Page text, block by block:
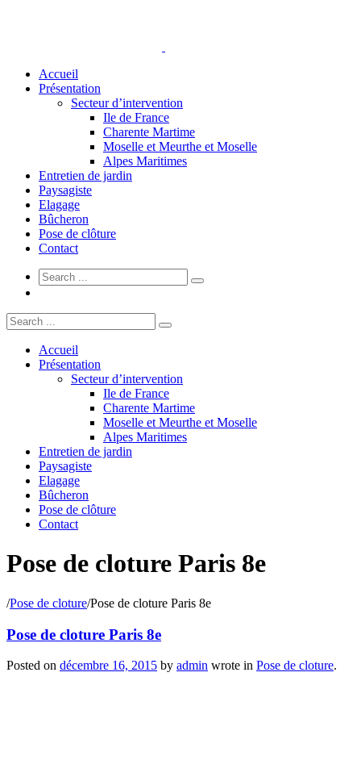
Accueil
Présentation
Secteur d’intervention
Ile de France
Charente Martime
Moselle et Meurthe et Moselle
Alpes Maritimes
Entretien de jardin
Paysagiste
Elagage
Bûcheron
Pose de clôture
Contact
Accueil
Présentation
Secteur d’intervention
Ile de France
Charente Martime
Moselle et Meurthe et Moselle
Alpes Maritimes
Entretien de jardin
Paysagiste
Elagage
Bûcheron
Pose de clôture
Contact
Pose de cloture Paris 8e
/Pose de cloture/Pose de cloture Paris 8e
Pose de cloture Paris 8e
Posted on décembre 16, 2015 by admin wrote in Pose de cloture.